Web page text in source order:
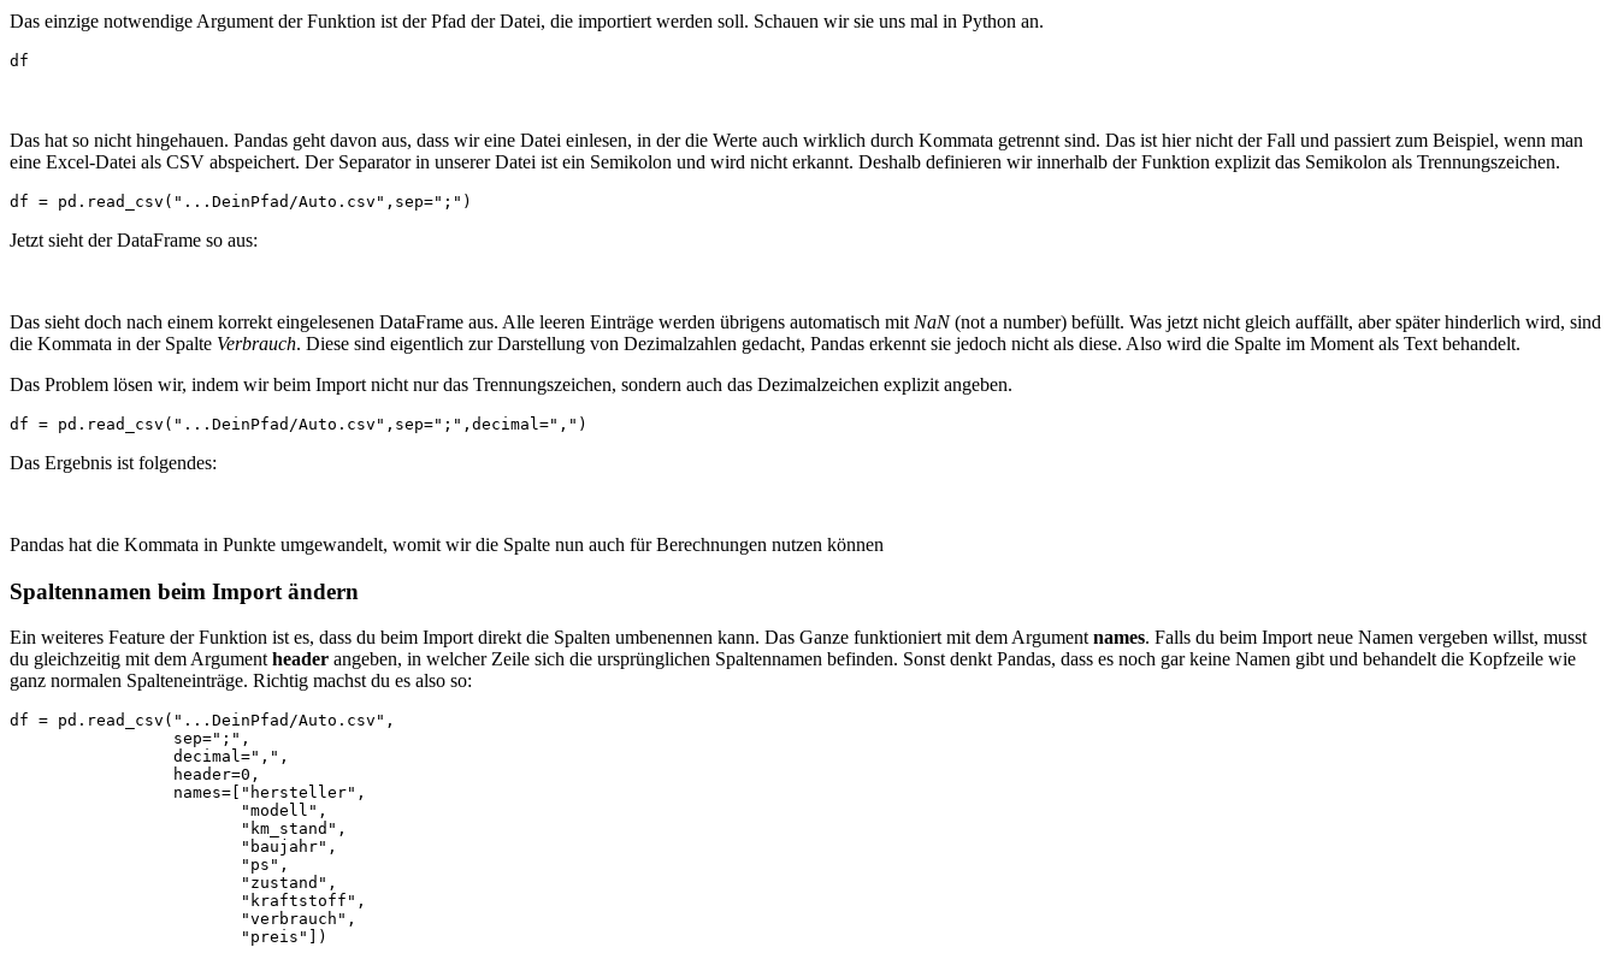
Das einzige notwendige Argument der Funktion ist der Pfad der Datei, die importiert werden soll. Schauen wir sie uns mal in Python an.
df
Das hat so nicht hingehauen. Pandas geht davon aus, dass wir eine Datei einlesen, in der die Werte auch wirklich durch Kommata getrennt sind. Das ist hier nicht der Fall und passiert zum Beispiel, wenn man
eine Excel-Datei als CSV abspeichert. Der Separator in unserer Datei ist ein Semikolon und wird nicht erkannt. Deshalb definieren wir innerhalb der Funktion explizit das Semikolon als Trennungszeichen.
df = pd.read_csv("...DeinPfad/Auto.csv",sep=";")
Jetzt sieht der DataFrame so aus:
Das sieht doch nach einem korrekt eingelesenen DataFrame aus. Alle leeren Einträge werden übrigens automatisch mit NaN(not a number) befüllt. Was jetzt nicht gleich auffällt, aber später hinderlich wird, sind
die Kommata in der Spalte Verbrauch. Diese sind eigentlich zur Darstellung von Dezimalzahlen gedacht, Pandas erkennt sie jedoch nicht als diese. Also wird die Spalte im Moment als Text behandelt.
Das Problem lösen wir, indem wir beim Import nicht nur das Trennungszeichen, sondern auch das Dezimalzeichen explizit angeben.
df = pd.read_csv("...DeinPfad/Auto.csv",sep=";",decimal=",")
Das Ergebnis ist folgendes:
Pandas hat die Kommata in Punkte umgewandelt, womit wir die Spalte nun auch für Berechnungen nutzen können
Spaltennamen beim Import ändern
Ein weiteres Feature der Funktion ist es, dass du beim Import direkt die Spalten umbenennen kann. Das Ganze funktioniert mit dem Argumentnames. Falls du beim Import neue Namen vergeben willst, musst
du gleichzeitig mit dem Argumentheader angeben, in welcher Zeile sich die ursprünglichen Spaltennamen befinden. Sonst denkt Pandas, dass es noch gar keine Namen gibt und behandelt die Kopfzeile wie
ganz normalen Spalteneinträge. Richtig machst du es also so:
df = pd.read_csv("...DeinPfad/Auto.csv",
                 sep=";",
                 decimal=",",
                 header=0,
                 names=["hersteller",
                        "modell",
                        "km_stand",
                        "baujahr",
                        "ps",
                        "zustand",
                        "kraftstoff",
                        "verbrauch",
                        "preis"])